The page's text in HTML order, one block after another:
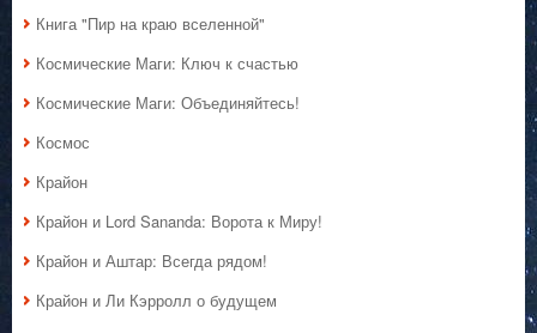
Книга "Пир на краю вселенной"
Космические Маги: Ключ к счастью
Космические Маги: Объединяйтесь!
Космос
Крайон
Крайон и Lord Sananda: Ворота к Миру!
Крайон и Аштар: Всегда рядом!
Крайон и Ли Кэрролл о будущем